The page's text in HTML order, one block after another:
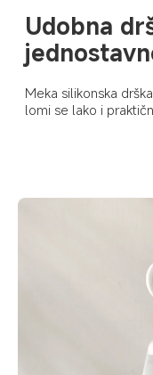
Udobna
Meka silikonska
lomi se lako i